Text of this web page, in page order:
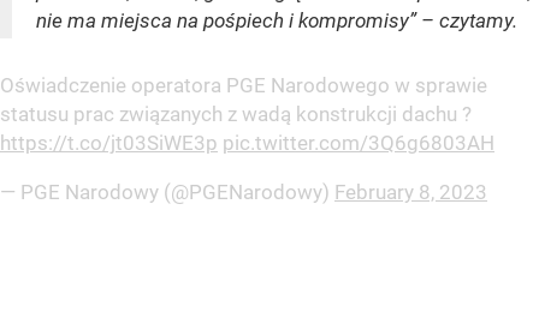
nie ma miejsca na pośpiech i kompromisy” – czytamy.
Oświadczenie operatora PGE Narodowego w sprawie
statusu prac związanych z wadą konstrukcji dachu ?
https://t.co/jt03SiWE3p pic.twitter.com/3Q6g6803AH
— PGE Narodowy (@PGENarodowy) February 8, 2023